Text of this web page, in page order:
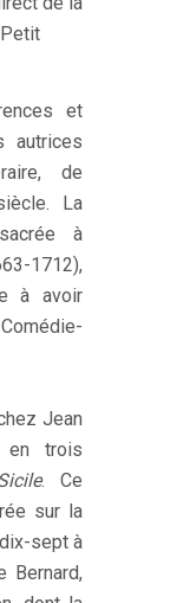
et
autrices
de
La
à
1712),
à avoir
Jean
en trois
. Ce
sur la
sept à
Bernard,